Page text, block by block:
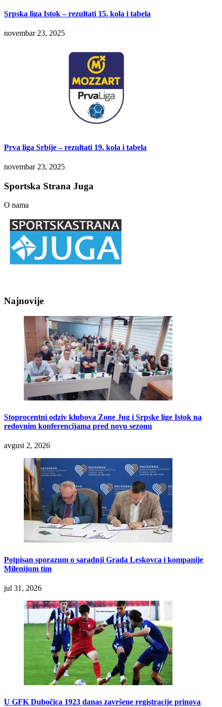
Srpska liga Istok – rezultati 15. kola i tabela
novembar 23, 2025
Prva liga Srbije – rezultati 19. kola i tabela
novembar 23, 2025
Sportska Strana Juga
O nama
Najnovije
Stoprocentni odziv klubova Zone Jug i Srpske lige Istok na
redovnim konferencijama pred novu sezonu
avgust 2, 2026
Potpisan sporazum o saradnji Grada Leskovca i kompanije
Milenijum tim
jul 31, 2026
U GFK Dubočica 1923 danas završene registracije prinova